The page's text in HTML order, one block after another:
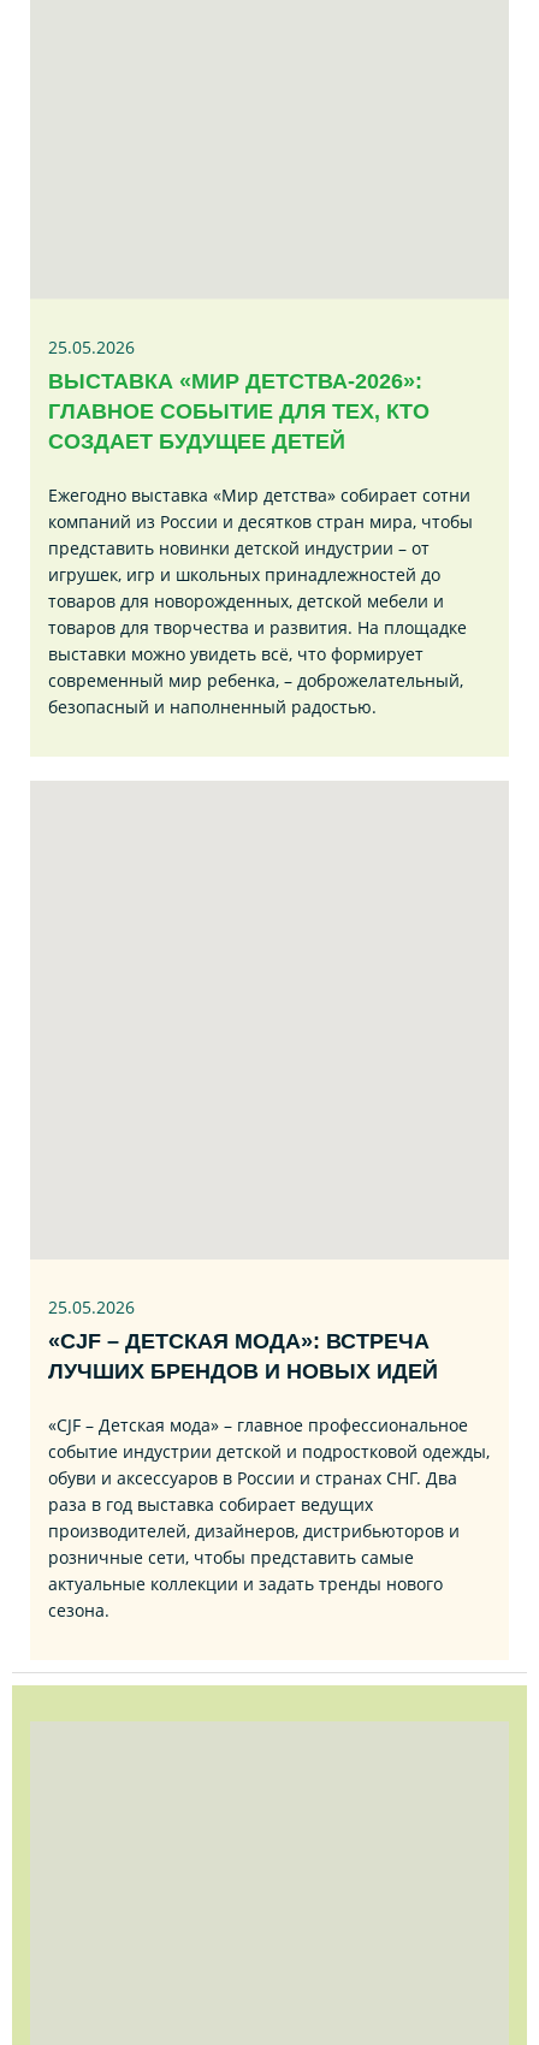
25.05.2026
ВЫСТАВКА «МИР ДЕТСТВА-2026»:
ГЛАВНОЕ СОБЫТИЕ ДЛЯ ТЕХ, КТО
СОЗДАЕТ БУДУЩЕЕ ДЕТЕЙ
Ежегодно выставка «Мир детства» собирает сотни
компаний из России и десятков стран мира, чтобы
представить новинки детской индустрии – от
игрушек, игр и школьных принадлежностей до
товаров для новорожденных, детской мебели и
товаров для творчества и развития. На площадке
выставки можно увидеть всё, что формирует
современный мир ребенка, – доброжелательный,
безопасный и наполненный радостью.
25.05.2026
«CJF – ДЕТСКАЯ МОДА»: ВСТРЕЧА
ЛУЧШИХ БРЕНДОВ И НОВЫХ ИДЕЙ
«CJF – Детская мода» – главное профессиональное
событие индустрии детской и подростковой одежды,
обуви и аксессуаров в России и странах СНГ. Два
раза в год выставка собирает ведущих
производителей, дизайнеров, дистрибьюторов и
розничные сети, чтобы представить самые
актуальные коллекции и задать тренды нового
сезона.